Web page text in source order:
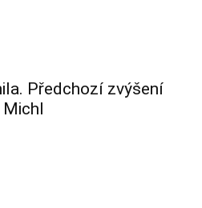
Předchozí zvýšení
Michl